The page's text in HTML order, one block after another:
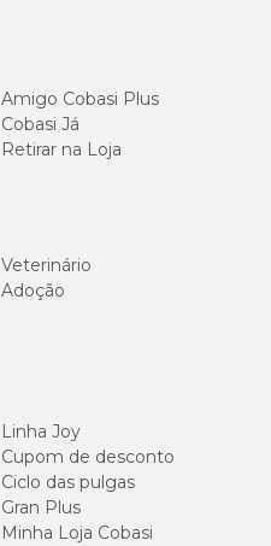
Amigo Cobasi Plus
Cobasi Já
Retirar na Loja
Veterinário
Adoção
Linha Joy
Cupom de desconto
Ciclo das pulgas
Gran Plus
Minha Loja Cobasi